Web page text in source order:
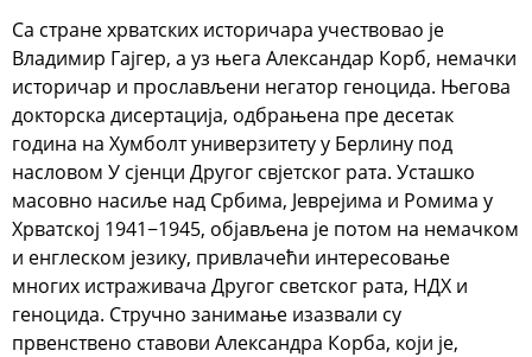
Са стране хрватских историчара учествовао је
Владимир Гајгер, а уз њега Александар Корб, немачки
историчар и прослављени негатор геноцида. Његова
докторска дисертација, одбрањена пре десетак
година на Хумболт универзитету у Берлину под
насловом У сјенци Другог свјетског рата. Усташко
масовно насиље над Србима, Јеврејима и Ромима у
Хрватској 1941−1945, објављена је потом на немачком
и енглеском језику, привлачећи интересовање
многих истраживача Другог светског рата, НДХ и
геноцида. Стручно занимање изазвали су
првенствено ставови Александра Корба, који је,